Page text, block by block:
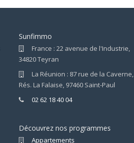
Sunfimmo
France : 22 avenue de l'Industrie,
34820 Teyran
La Réunion : 87 rue de la Caverne,
Rés. La Falaise, 97460 Saint-Paul
02 62 18 40 04
Découvrez nos programmes
Appartements